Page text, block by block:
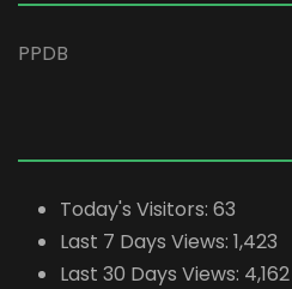
PPDB
Today's Visitors: 63
Last 7 Days Views: 1,423
Last 30 Days Views: 4,162